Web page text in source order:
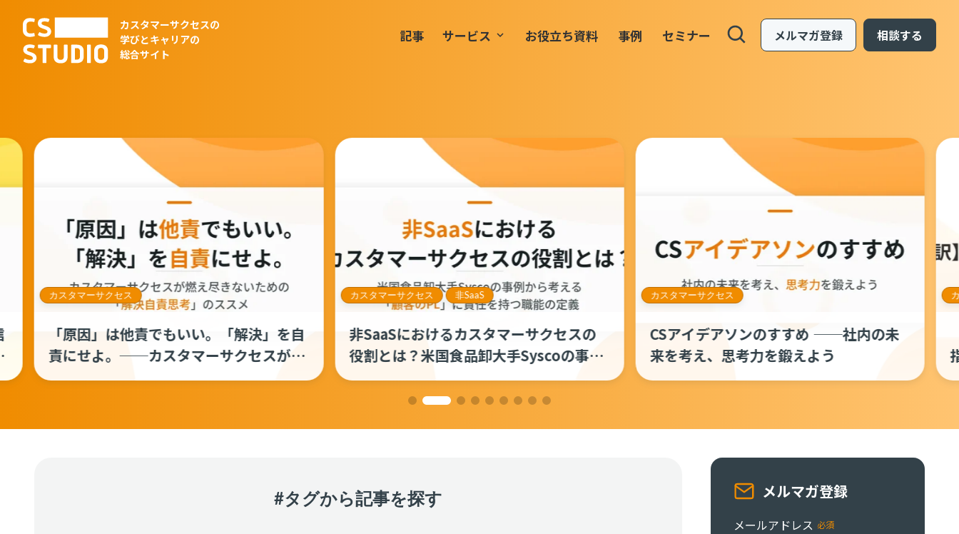
記事 サービス keyboard_arrow_down お役立ち資料 事例 セミナー メルマガ登録 相談する
カスタマーサクセスの
学びとキャリアの
総合サイト
カスタマーサクセス 非SaaS
非SaaSにおけるカスタマーサクセスの
役割とは？米国食品卸大手Syscoの事例
から考える「顧客のPL」に責任を持つ
カスタマーサクセス
CSアイデアソンのすすめ ──社内の未
来を考え、思考力を鍛えよう
カスタマーサクセス
【翻訳】追跡すべきカスタマーサクセス
指標──成果を可視化するための指標
#タグから記事を探す メルマガ登録
メールアドレス